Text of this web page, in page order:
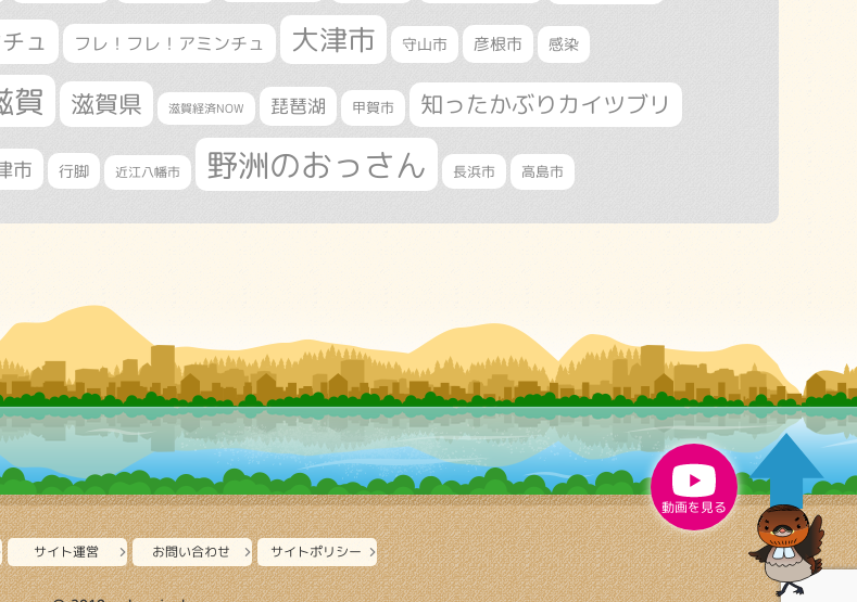
動画を見る
ュ フレ！フレ！アミンチュ 大津市 守山市 彦根市 感染
賀 滋賀県 滋賀経済NOW 琵琶湖 甲賀市 知ったかぶりカイツブリ
市 行脚 近江八幡市 野洲のおっさん 長浜市 高島市
サイト運営 お問い合わせ サイトポリシー